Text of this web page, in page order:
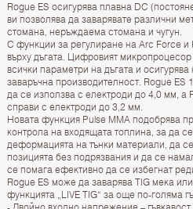
Rogue ES осигурява плавна DC
ви позволява да заварявате различни
стомана, неръждаема стомана и чугун.
С функции за регулиране на Arc Force и
върху дъгата. Цифровият
всички параметри на дъгата и
заваръчна производителност. Rogue ES
да се използва с електроди до 4,0 мм, а
справи с електроди до 3,2 мм.
Новата функция Pulse MMA подобрява
контрола на входящата топлина, за да
деформацията на тънки материали, да
позицията без подрязвания и да се
се помага ефективно да се избегнат
Rogue ES може да заварява TIG мека
функцията „LIVE TIG“ за още по-голяма